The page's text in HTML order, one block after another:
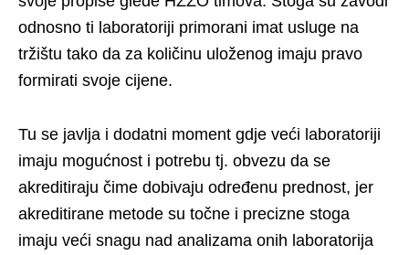
odnosno ti laboratoriji primorani imat usluge na
tržištu tako da za količinu uloženog imaju pravo
formirati svoje cijene.
Tu se javlja i dodatni moment gdje veći laboratoriji
imaju mogućnost i potrebu tj. obvezu da se
akreditiraju čime dobivaju određenu prednost, jer
akreditirane metode su točne i precizne stoga
imaju veći snagu nad analizama onih laboratorija